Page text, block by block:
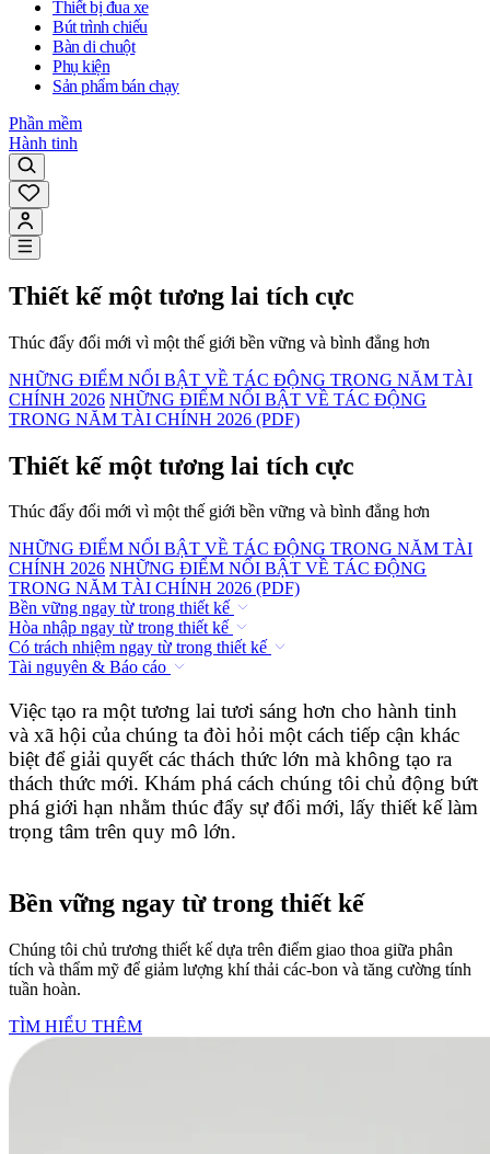
Thiết bị đua xe
Bút trình chiếu
Bàn di chuột
Phụ kiện
Sản phẩm bán chạy
Phần mềm
Hành tinh
Thiết kế một tương lai tích cực
Thúc đẩy đổi mới vì một thế giới bền vững và bình đẳng hơn
NHỮNG ĐIỂM NỔI BẬT VỀ TÁC ĐỘNG TRONG NĂM TÀI
CHÍNH 2026 NHỮNG ĐIỂM NỔI BẬT VỀ TÁC ĐỘNG
TRONG NĂM TÀI CHÍNH 2026 (PDF)
Thiết kế một tương lai tích cực
Thúc đẩy đổi mới vì một thế giới bền vững và bình đẳng hơn
NHỮNG ĐIỂM NỔI BẬT VỀ TÁC ĐỘNG TRONG NĂM TÀI
CHÍNH 2026 NHỮNG ĐIỂM NỔI BẬT VỀ TÁC ĐỘNG
TRONG NĂM TÀI CHÍNH 2026 (PDF)
Bền vững ngay từ trong thiết kế
Hòa nhập ngay từ trong thiết kế
Có trách nhiệm ngay từ trong thiết kế
Tài nguyên & Báo cáo
Việc tạo ra một tương lai tươi sáng hơn cho hành tinh
và xã hội của chúng ta đòi hỏi một cách tiếp cận khác
biệt để giải quyết các thách thức lớn mà không tạo ra
thách thức mới. Khám phá cách chúng tôi chủ động bứt
phá giới hạn nhằm thúc đẩy sự đổi mới, lấy thiết kế làm
trọng tâm trên quy mô lớn.
Bền vững ngay từ trong thiết kế
Chúng tôi chủ trương thiết kế dựa trên điểm giao thoa giữa phân
tích và thẩm mỹ để giảm lượng khí thải các-bon và tăng cường tính
tuần hoàn.
TÌM HIỂU THÊM